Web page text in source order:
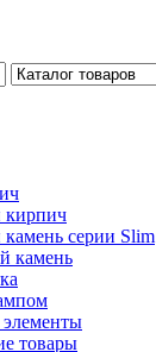
кирпич
серии Slim
камень
товары